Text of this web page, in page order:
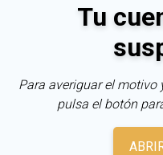
Tu
Para averiguar el motivo
pulsa el botón